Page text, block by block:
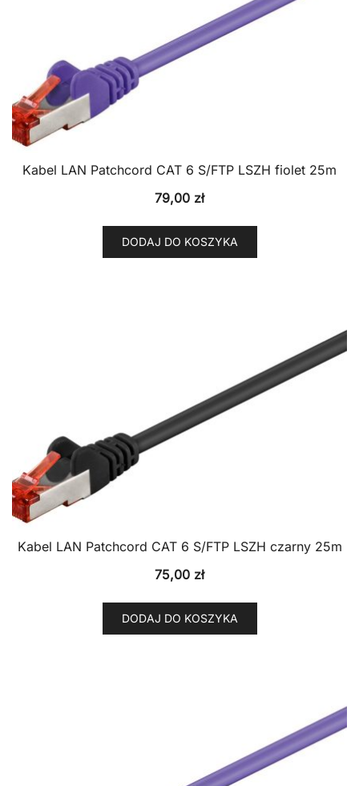
Kabel LAN Patchcord CAT 6 S/FTP LSZH fiolet 25m
79,00 zł
DODAJ DO KOSZYKA
Kabel LAN Patchcord CAT 6 S/FTP LSZH czarny 25m
75,00 zł
DODAJ DO KOSZYKA